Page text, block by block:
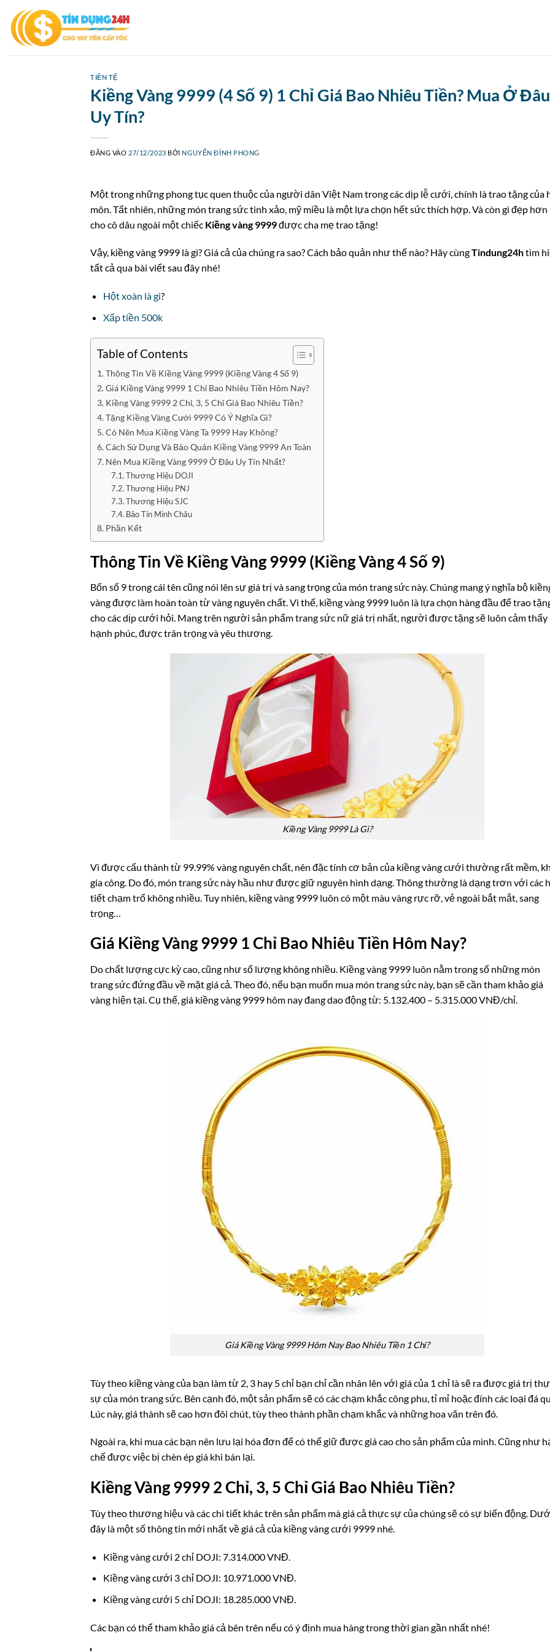
qua
nội
dung
TIỀN TỆ
Kiềng Vàng 9999 (4 Số 9) 1 Chỉ Giá Bao Nhiêu Tiền? Mua Ở Đâu
Uy Tín?
ĐĂNG VÀO 27/12/2023 BỞI NGUYỄN ĐÌNH PHONG
Một trong những phong tục quen thuộc của người dân Việt Nam trong các dịp lễ cưới, chính là trao tặng của
môn. Tất nhiên, những món trang sức tinh xảo, mỹ miều là một lựa chọn hết sức thích hợp. Và còn gì đẹp hơn
cho cô dâu ngoài một chiếc Kiềng vàng 9999được cha mẹ trao tặng!
Vậy, kiềng vàng 9999 là gì? Giá cả của chúng ra sao? Cách bảo quản như thế nào? Hãy cùngTindung24htìm
tất cả qua bài viết sau đây nhé!
Hột xoàn là gì?
Xấp tiền 500k
Table of Contents
Thông Tin Về Kiềng Vàng 9999 (Kiềng Vàng 4 Số 9)
Giá Kiềng Vàng 9999 1 Chỉ Bao Nhiêu Tiền Hôm Nay?
Kiềng Vàng 9999 2 Chỉ, 3, 5 Chỉ Giá Bao Nhiêu Tiền?
Tặng Kiềng Vàng Cưới 9999 Có Ý Nghĩa Gì?
Có Nên Mua Kiềng Vàng Ta 9999 Hay Không?
Cách Sử Dụng Và Bảo Quản Kiềng Vàng 9999 An Toàn
Nên Mua Kiềng Vàng 9999 Ở Đâu Uy Tín Nhất?
Thương Hiệu DOJI
Thương Hiệu PNJ
Thương Hiệu SJC
Bảo Tín Minh Châu
Phần Kết
Thông Tin Về Kiềng Vàng 9999 (Kiềng Vàng 4 Số 9)
Bốn số 9 trong cái tên cũng nói lên sự giá trị và sang trọng của món trang sức này. Chúng mang ý nghĩa bộ
vàng được làm hoàn toàn từ vàng nguyên chất. Vì thế, kiềng vàng 9999 luôn là lựa chọn hàng đầu để trao
cho các dịp cưới hỏi. Mang trên người sản phẩm trang sức nữ giá trị nhất, người được tặng sẽ luôn cảm thấy
hạnh phúc, được trân trọng và yêu thương.
Kiềng Vàng 9999 Là Gì?
Vì được cấu thành từ 99.99% vàng nguyên chất, nên đặc tính cơ bản của kiềng vàng cưới thường rất mềm,
gia công. Do đó, món trang sức này hầu như được giữ nguyên hình dạng. Thông thường là dạng trơn với các
tiết chạm trổ không nhiều. Tuy nhiên, kiềng vàng 9999 luôn có một màu vàng rực rỡ, vẻ ngoài bắt mắt, sang
trọng…
Giá Kiềng Vàng 9999 1 Chỉ Bao Nhiêu Tiền Hôm Nay?
Do chất lượng cực kỳ cao, cũng như số lượng không nhiều. Kiềng vàng 9999 luôn nằm trong số những món
trang sức đứng đầu về mặt giá cả. Theo đó, nếu bạn muốn mua món trang sức này, bạn sẽ cần tham khảo giá
vàng hiện tại. Cụ thể, giá kiềng vàng 9999 hôm nay đang dao động từ: 5.132.400 – 5.315.000 VNĐ/chỉ.
Giá Kiềng Vàng 9999 Hôm Nay Bao Nhiêu Tiền 1 Chỉ?
Tùy theo kiềng vàng của bạn làm từ 2, 3 hay 5 chỉ bạn chỉ cần nhân lên với giá của 1 chỉ là sẽ ra được giá trị
sự của món trang sức. Bên cạnh đó, một sản phẩm sẽ có các chạm khắc công phu, tỉ mỉ hoặc đính các loại đá
Lúc này, giá thành sẽ cao hơn đôi chút, tùy theo thành phần chạm khắc và những hoa văn trên đó.
Ngoài ra, khi mua các bạn nên lưu lại hóa đơn để có thể giữ được giá cao cho sản phẩm của mình. Cũng như
chế được việc bị chèn ép giá khi bán lại.
Kiềng Vàng 9999 2 Chỉ, 3, 5 Chỉ Giá Bao Nhiêu Tiền?
Tùy theo thương hiệu và các chi tiết khác trên sản phẩm mà giá cả thực sự của chúng sẽ có sự biến động.
đây là một số thông tin mới nhất về giá cả của kiềng vàng cưới 9999 nhé.
Kiềng vàng cưới 2 chỉ DOJI: 7.314.000 VNĐ.
Kiềng vàng cưới 3 chỉ DOJI: 10.971.000 VNĐ.
Kiềng vàng cưới 5 chỉ DOJI: 18.285.000 VNĐ.
Các bạn có thể tham khảo giá cả bên trên nếu có ý định mua hàng trong thời gian gần nhất nhé!